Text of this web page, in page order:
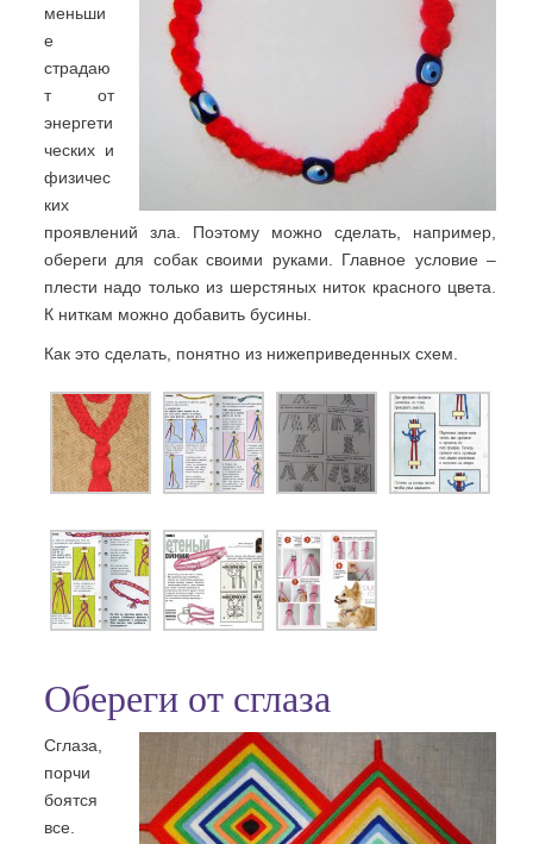
меньши
е
страдаю
т от
энергети
ческих и
физичес
ких
проявлений зла. Поэтому можно сделать, например,
обереги для собак своими руками. Главное условие –
плести надо только из шерстяных ниток красного цвета.
К ниткам можно добавить бусины.
Как это сделать, понятно из нижеприведенных схем.
Обереги от сглаза
Сглаза,
порчи
боятся
все.